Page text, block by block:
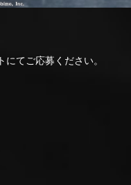
てご応募ください。